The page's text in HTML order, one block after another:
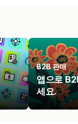
B2B 판매
앱으로
세요.